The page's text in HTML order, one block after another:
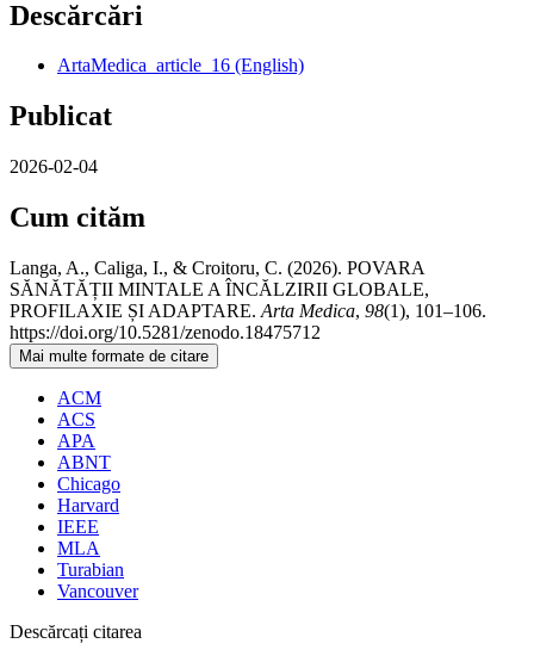
Descărcări
ArtaMedica_article_16 (English)
Publicat
2026-02-04
Cum cităm
Langa, A., Caliga, I., & Croitoru, C. (2026). POVARA
SĂNĂTĂȚII MINTALE A ÎNCĂLZIRII GLOBALE,
PROFILAXIE ȘI ADAPTARE. Arta Medica, 98(1), 101–106.
https://doi.org/10.5281/zenodo.18475712
Mai multe formate de citare
ACM
ACS
APA
ABNT
Chicago
Harvard
IEEE
MLA
Turabian
Vancouver
Descărcați citarea